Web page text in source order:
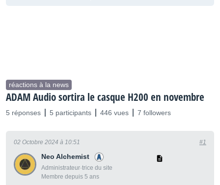
réactions à la news
ADAM Audio sortira le casque H200 en novembre
5 réponses 5 participants 446 vues 7 followers
Neo Alchemist
Administrateur·trice du site
Membre depuis 5 ans
02 Octobre 2024 à 10:51 #1